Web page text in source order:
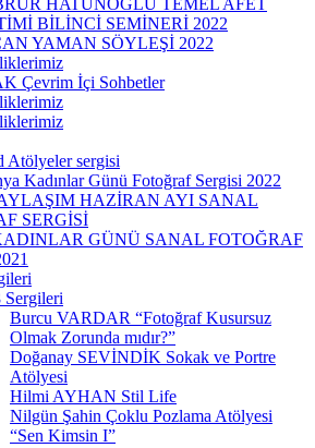
HATUNOĞLU TEMEL AFET
BİLİNCİ SEMİNERİ 2022
YAMAN SÖYLEŞİ 2022
Çevrim İçi Sohbetler
Atölyeler sergisi
Kadınlar Günü Fotoğraf Sergisi 2022
HAZİRAN AYI SANAL
SERGİSİ
GÜNÜ SANAL FOTOĞRAF
Sergileri
Burcu VARDAR “Fotoğraf Kusursuz
Olmak Zorunda mıdır?”
Doğanay SEVİNDİK Sokak ve Portre
Atölyesi
Hilmi AYHAN Stil Life
Nilgün Şahin Çoklu Pozlama Atölyesi
“Sen Kimsin I”